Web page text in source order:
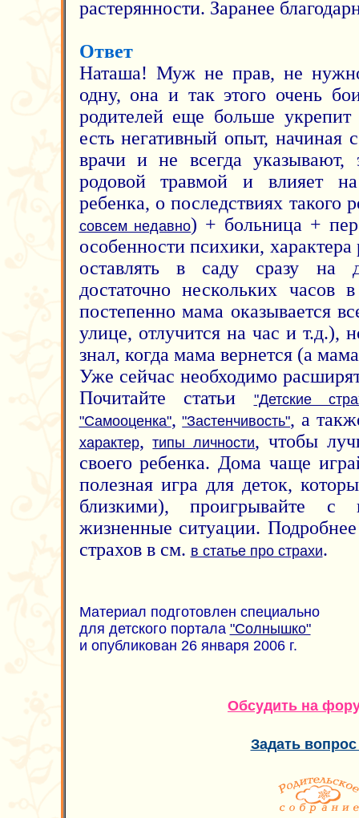
растерянности. Заранее
Ответ
Наташа! Муж не прав, не
одну, она и так этого очень
родителей еще больше
есть негативный опыт, начиная
врачи и не всегда указывают,
родовой травмой и влияет
ребенка, о последствиях такого
совсем недавно) + больница +
особенности психики, характера
оставлять в саду сразу на
достаточно нескольких
постепенно мама оказывается
улице, отлучится на час и т.д.),
знал, когда мама вернется (а
Уже сейчас необходимо
Почитайте статьи
"Детские
"Самооценка","Застенчивость", а
характер,типы личности, чтобы
своего ребенка. Дома чаще
полезная игра для деток,
близкими), проигрывайте с
жизненные ситуации.
страхов в см. в статье про страхи.
Материал подготовлен специально
для детского портала "Солнышко"
и опубликован 26 января 2006 г.
Обсудить на
Задать